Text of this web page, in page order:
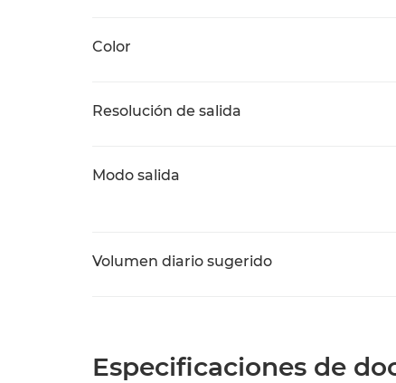
Color
Resolución de salida
Modo salida
Volumen diario sugerido
Especificaciones de